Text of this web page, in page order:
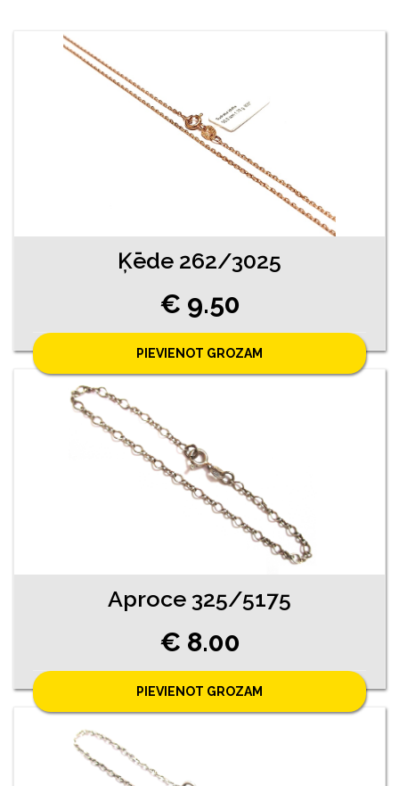
Ķēde 262/3025
€ 9.50
PIEVIENOT GROZAM
Aproce 325/5175
€ 8.00
PIEVIENOT GROZAM